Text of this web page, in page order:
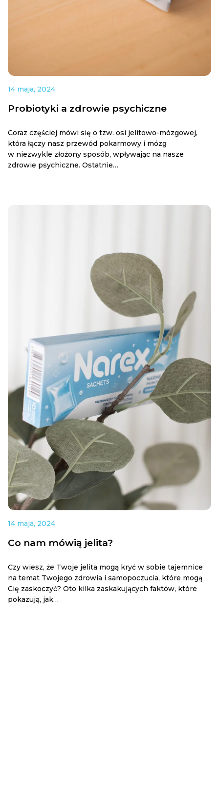
14 maja, 2024
Probiotyki a zdrowie psychiczne
Coraz częściej mówi się o tzw. osi jelitowo-mózgowej,
która łączy nasz przewód pokarmowy i mózg
w niezwykle złożony sposób, wpływając na nasze
zdrowie psychiczne. Ostatnie…
14 maja, 2024
Co nam mówią jelita?
Czy wiesz, że Twoje jelita mogą kryć w sobie tajemnice
na temat Twojego zdrowia i samopoczucia, które mogą
Cię zaskoczyć? Oto kilka zaskakujących faktów, które
pokazują, jak…